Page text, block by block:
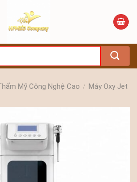
Mỹ Công Nghệ Cao / Máy Oxy Jet